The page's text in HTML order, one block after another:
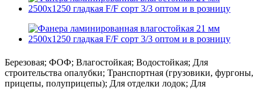
Березовая; ФОФ; Влагостойкая; Водостойкая; Для
строительства опалубки; Транспортная (грузовики, фургоны,
прицепы, полуприцепы); Для отделки лодок; Для